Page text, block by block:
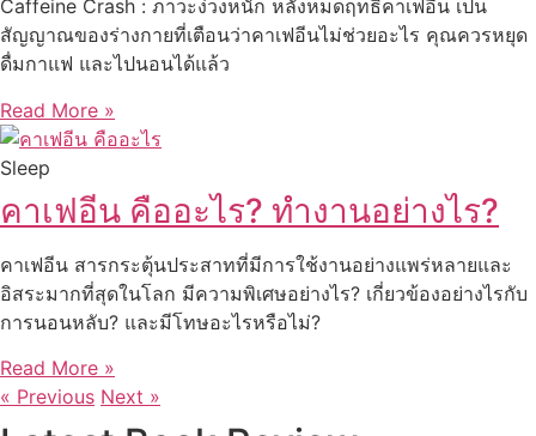
Caffeine Crash : ภาวะง่วงหนัก หลังหมดฤทธิ์คาเฟอีน เป็น
สัญญาณของร่างกายที่เตือนว่าคาเฟอีนไม่ช่วยอะไร คุณควรหยุด
ดื่มกาแฟ และไปนอนได้แล้ว
Read More »
Sleep
คาเฟอีน คืออะไร? ทำงานอย่างไร?
คาเฟอีน สารกระตุ้นประสาทที่มีการใช้งานอย่างแพร่หลายและ
อิสระมากที่สุดในโลก มีความพิเศษอย่างไร? เกี่ยวข้องอย่างไรกับ
การนอนหลับ? และมีโทษอะไรหรือไม่?
Read More »
« Previous Next »